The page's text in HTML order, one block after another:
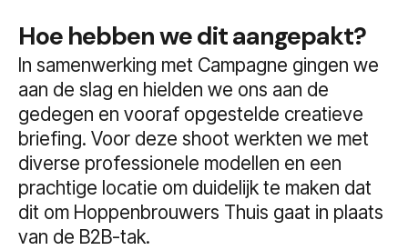
Hoe hebben we dit aangepakt?
In samenwerking met Campagne gingen we
aan de slag en hielden we ons aan de
gedegen en vooraf opgestelde creatieve
briefing. Voor deze shoot werkten we met
diverse professionele modellen en een
prachtige locatie om duidelijk te maken dat
dit om Hoppenbrouwers Thuis gaat in plaats
van de B2B-tak.